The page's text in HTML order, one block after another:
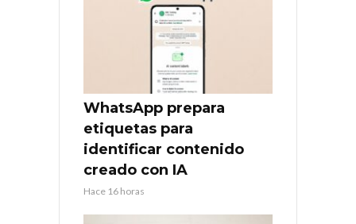
WhatsApp prepara
etiquetas para
identificar contenido
creado con IA
Hace 16 horas